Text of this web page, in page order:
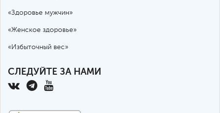
«Здоровье мужчин»
«Женское здоровье»
«Избыточный вес»
СЛЕДУЙТЕ ЗА НАМИ